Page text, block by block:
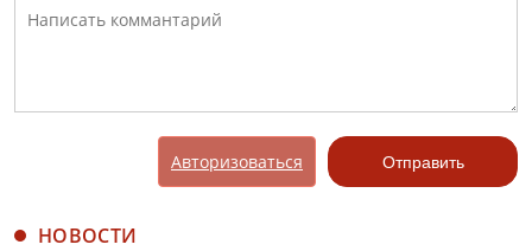
Авторизоваться Отправить
НОВОСТИ